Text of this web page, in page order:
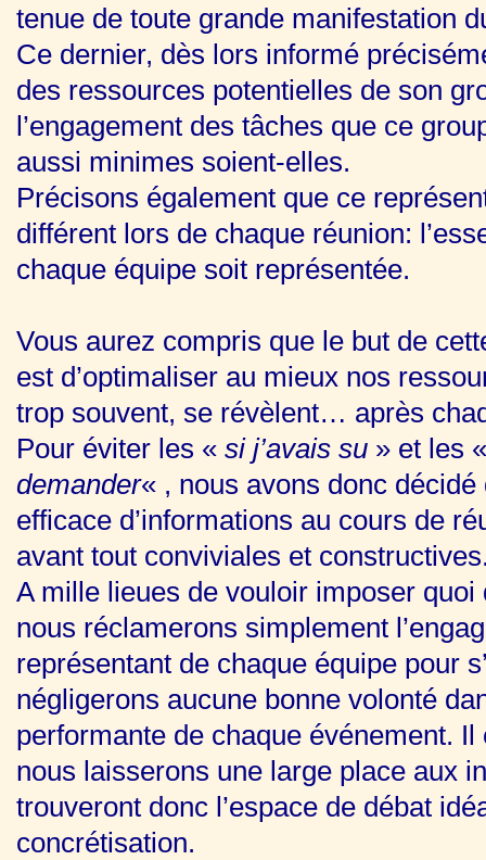
tenue de toute grande manifestation
Ce dernier, dès lors informé
des ressources potentielles de son
l’engagement des tâches que ce
aussi minimes soient-elles.
Précisons également que ce
différent lors de chaque réunion:
chaque équipe soit représentée.
Vous aurez compris que le but de
est d’optimaliser au mieux nos
trop souvent, se révèlent… après
Pour éviter les « si j’avais su » et les
demander« , nous avons donc
efficace d’informations au cours de
avant tout conviviales et
A mille lieues de vouloir imposer
nous réclamerons simplement
représentant de chaque équipe pour
négligerons aucune bonne volonté
performante de chaque événement.
nous laisserons une large place aux
trouveront donc l’espace de débat
concrétisation.